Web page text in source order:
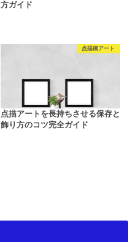
方ガイド
点描画アート
点描アートを長持ちさせる保存と
飾り方のコツ完全ガイド